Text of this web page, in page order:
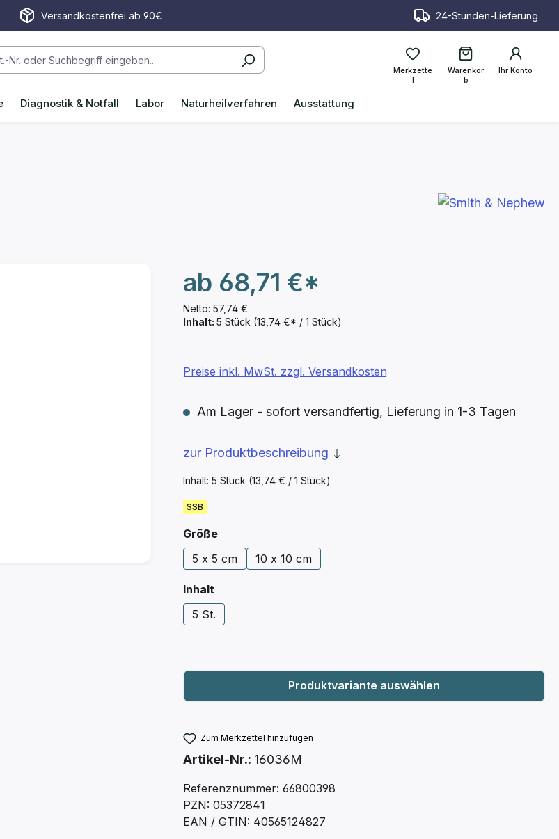
Versandkostenfrei ab 90€ 24-Stunden-Lieferung
Merkzette
l
Ihr Konto
Warenkor
b
Diagnostik & Notfall Labor Naturheilverfahren Ausstattung
Netto: 57,74 €
ab 68,71 €*
Inhalt: 5 Stück (13,74 €* / 1 Stück)
Inhalt: 5 Stück (13,74 € / 1 Stück)
Preise inkl. MwSt. zzgl. Versandkosten
Am Lager - sofort versandfertig, Lieferung in 1-3 Tagen
SSB
zur Produktbeschreibung
Größeauswählen
5 x 5 cm
10 x 10 cm
Inhalt
5 St.
Zum Merkzettel hinzufügen
Artikel-Nr.: 16036M
Referenznummer: 66800398
PZN: 05372841
EAN / GTIN: 40565124827